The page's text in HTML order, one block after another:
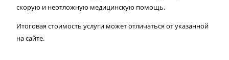
скорую и неотложную медицинскую помощь.
Итоговая стоимость услуги может отличаться от указанной
на сайте.